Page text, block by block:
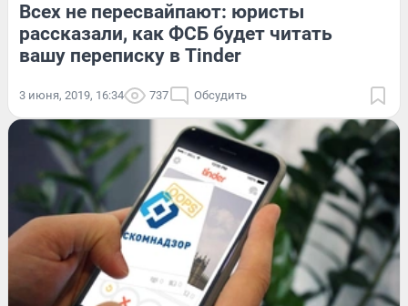
Всех не пересвайпают: юристы
рассказали, как ФСБ будет читать
вашу переписку в Tinder
3 июня, 2019, 16:34 737 Обсудить